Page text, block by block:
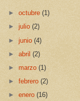
►octubre(1)
►julio(2)
►junio(4)
►abril(2)
►marzo(1)
►febrero(2)
►enero(16)